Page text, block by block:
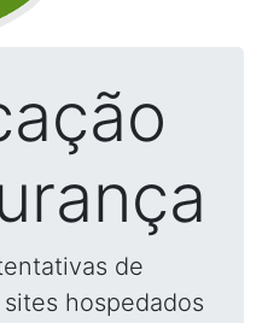
de
hospedados